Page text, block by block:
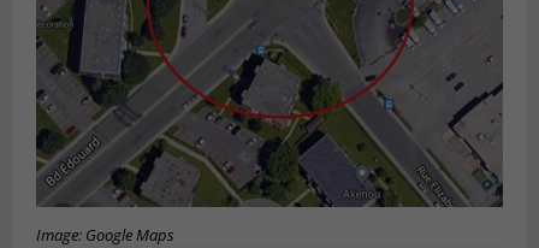
Image: Google Maps